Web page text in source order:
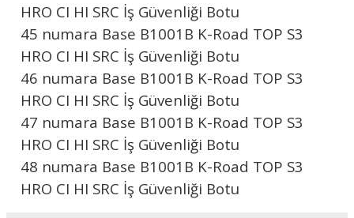
HRO CI HI SRC İş Güvenliği Botu
45 numara Base B1001B K-Road TOP S3
HRO CI HI SRC İş Güvenliği Botu
46 numara Base B1001B K-Road TOP S3
HRO CI HI SRC İş Güvenliği Botu
47 numara Base B1001B K-Road TOP S3
HRO CI HI SRC İş Güvenliği Botu
48 numara Base B1001B K-Road TOP S3
HRO CI HI SRC İş Güvenliği Botu